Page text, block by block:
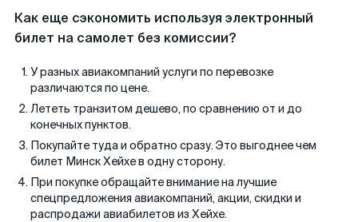
Как еще сэкономить используя электронный
билет на самолет без комиссии?
У разных авиакомпаний услуги по перевозке
различаются по цене.
Лететь транзитом дешево, по сравнению от и до
конечных пунктов.
Покупайте туда и обратно сразу. Это выгоднее чем
билет Минск Хейхе в одну сторону.
При покупке обращайте внимание на лучшие
спецпредложения авиакомпаний, акции, скидки и
распродажи авиабилетов из Хейхе.